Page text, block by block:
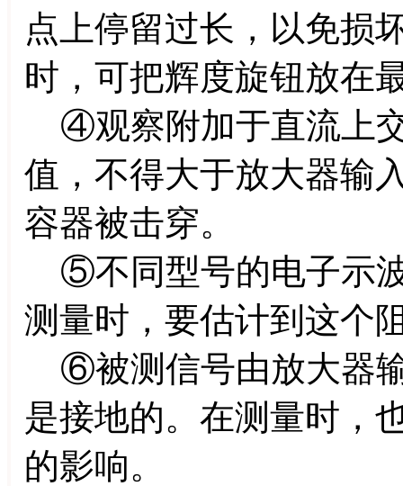
点上停留过长，以免损
时，可把辉度旋钮放在
④观察附加于直流上
值，不得大于放大器输
容器被击穿。
⑤不同型号的电子示
测量时，要估计到这个
⑥被测信号由放大器
是接地的。在测量时，
的影响。